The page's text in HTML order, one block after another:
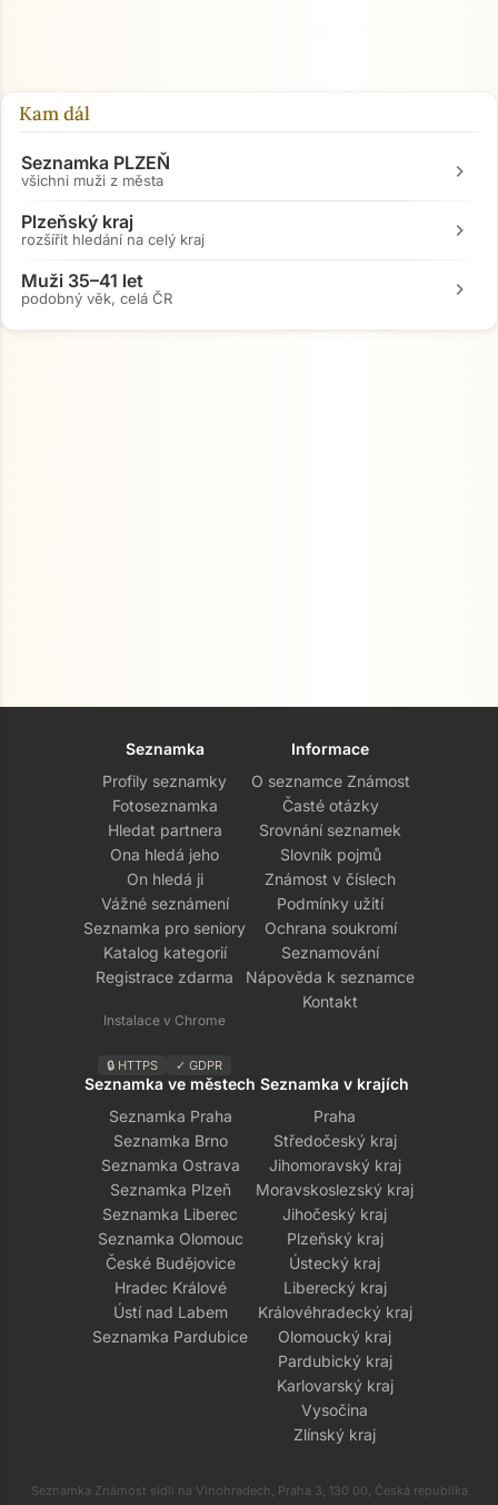
Kam dál
Seznamka PLZEŇ
všichni muži z města chevron_right
Plzeňský kraj
rozšířit hledání na celý kraj chevron_right
Muži 35–41 let
podobný věk, celá ČR chevron_right
Seznamka
Profily seznamky
Fotoseznamka
Hledat partnera
Ona hledá jeho
On hledá ji
Vážné seznámení
Seznamka pro seniory
Katalog kategorií
Registrace zdarma
Instalace v Chrome
🔒 HTTPS ✓ GDPR
Informace
O seznamce Známost
Časté otázky
Srovnání seznamek
Slovník pojmů
Známost v číslech
Podmínky užití
Ochrana soukromí
Seznamování
Nápověda k seznamce
Kontakt
Seznamka ve městech
Seznamka Praha
Seznamka Brno
Seznamka Ostrava
Seznamka Plzeň
Seznamka Liberec
Seznamka Olomouc
České Budějovice
Hradec Králové
Ústí nad Labem
Seznamka Pardubice
Seznamka v krajích
Praha
Středočeský kraj
Jihomoravský kraj
Moravskoslezský kraj
Jihočeský kraj
Plzeňský kraj
Ústecký kraj
Liberecký kraj
Královéhradecký kraj
Olomoucký kraj
Pardubický kraj
Karlovarský kraj
Vysočina
Zlínský kraj
Seznamka Známost sídlí na Vinohradech, Praha 3, 130 00, Česká republika